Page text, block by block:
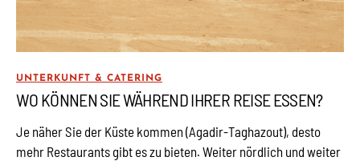
UNTERKUNFT & CATERING
WO KÖNNEN SIE WÄHREND IHRER REISE ESSEN?
Je näher Sie der Küste kommen (Agadir-Taghazout), desto
mehr Restaurants gibt es zu bieten. Weiter nördlich und weiter